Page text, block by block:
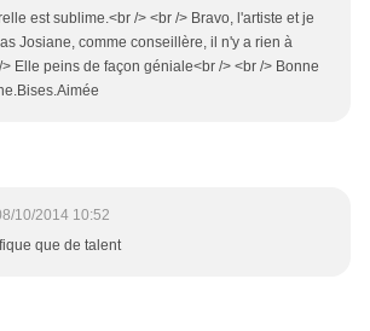
est sublime.<br /> <br /> Bravo, l'artiste et je
Josiane, comme conseillère, il n'y a rien à
Elle peins de façon géniale<br /> <br /> Bonne
10/2014 10:52
que de talent